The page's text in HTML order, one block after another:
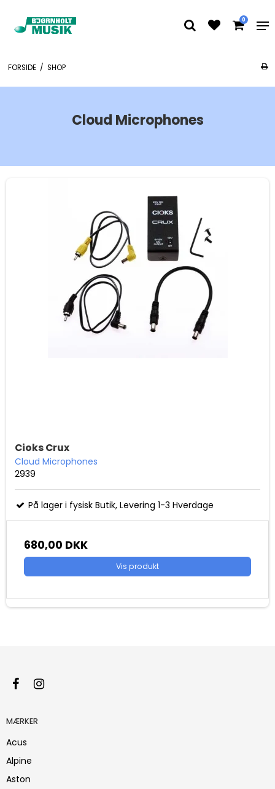
0
FORSIDE / SHOP
Cloud Microphones
Cioks Crux
Cloud Microphones
2939
På lager i fysisk Butik, Levering 1-3 Hverdage
680,00 DKK
Vis produkt
MÆRKER
Acus
Alpine
Aston